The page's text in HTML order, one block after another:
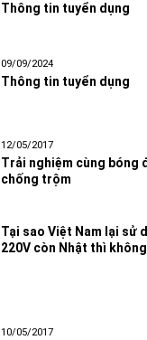
Thông tin tuyển dụng
09/09/2024
Thông tin tuyển dụng
12/05/2017
Trải nghiệm cùng bóng
chống trộm
Tại sao Việt Nam lại sử
220V còn Nhật thì
10/05/2017